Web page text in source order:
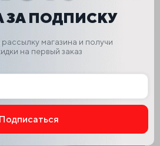
делать точные разрезы с
мусора.
ЗА ПОДПИСКУ
магазина и получи
на первый заказ
Подписаться